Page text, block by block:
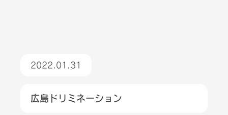
2022.01.31
広島ドリミネーション